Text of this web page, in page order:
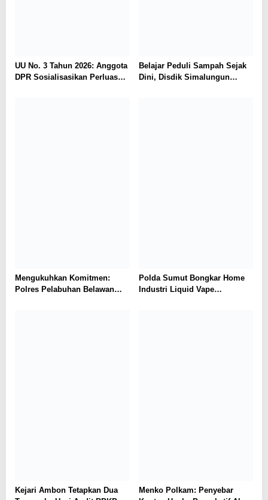
UU No. 3 Tahun 2026: Anggota
DPR Sosialisasikan Perluasan
Belajar Peduli Sampah Sejak
Dini, Disdik Simalungun
Mengukuhkan Komitmen:
Polres Pelabuhan Belawan
Polda Sumut Bongkar Home
Industri Liquid Vape
Kejari Ambon Tetapkan Dua
Menko Polkam: Penyebar